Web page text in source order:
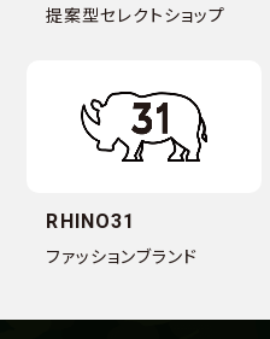
提案型セレクトショップ
RHINO31
ファッションブランド